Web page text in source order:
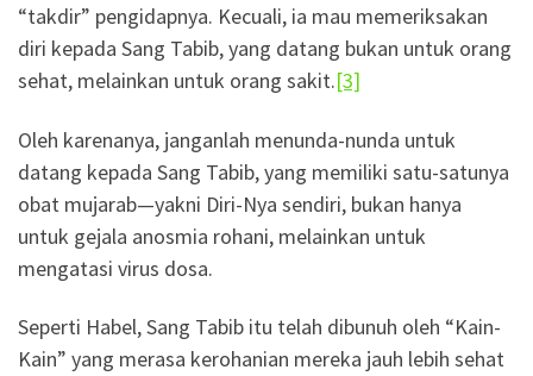
“takdir” pengidapnya. Kecuali, ia mau memeriksakan
diri kepada Sang Tabib, yang datang bukan untuk orang
sehat, melainkan untuk orang sakit.[3]
Oleh karenanya, janganlah menunda-nunda untuk
datang kepada Sang Tabib, yang memiliki satu-satunya
obat mujarab—yakni Diri-Nya sendiri, bukan hanya
untuk gejala anosmia rohani, melainkan untuk
mengatasi virus dosa.
Seperti Habel, Sang Tabib itu telah dibunuh oleh “Kain-
Kain” yang merasa kerohanian mereka jauh lebih sehat